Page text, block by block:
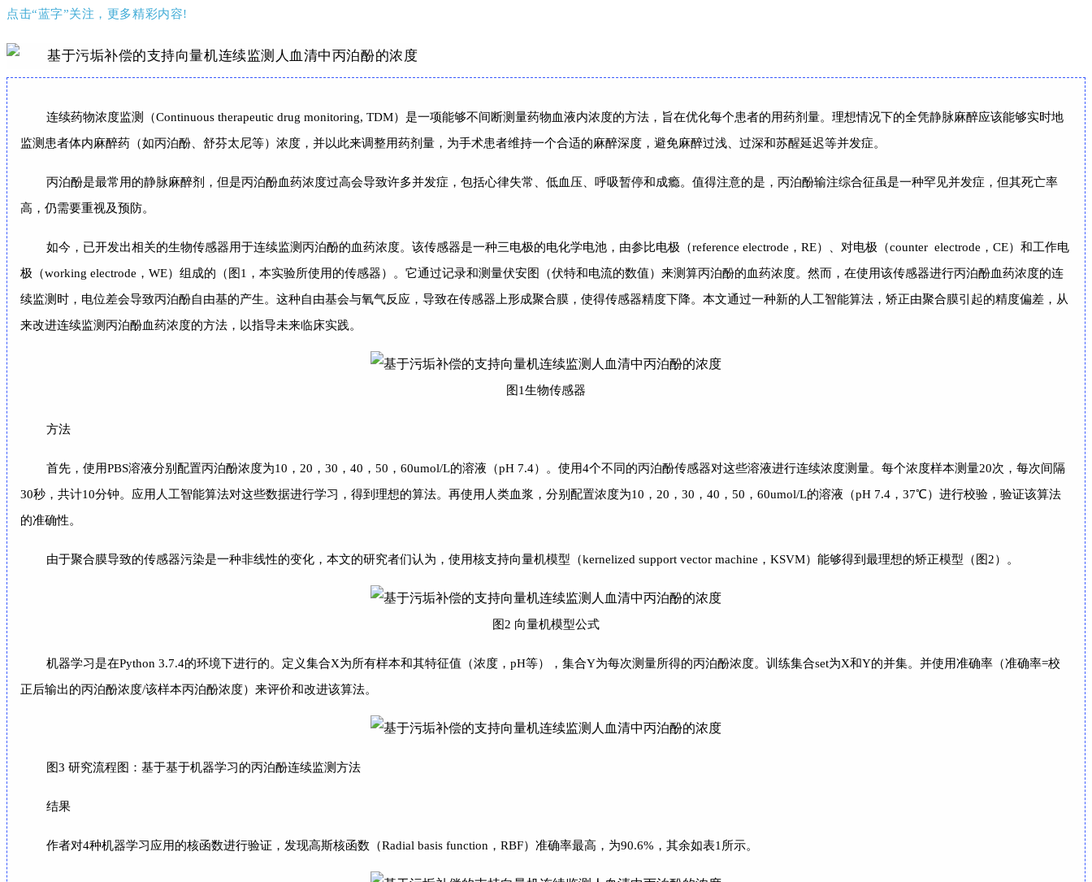
点击“蓝字”关注，更多精彩内容!
连续药物浓度监测（Continuous therapeutic drug monitoring, TDM）是一项能够不间断测量药物血液内浓度的方法，旨在优化每个患者的用药剂量。理想情况下的全凭静脉麻醉应该能够实时地
监测患者体内麻醉药（如丙泊酚、舒芬太尼等）浓度，并以此来调整用药剂量，为手术患者维持一个合适的麻醉深度，避免麻醉过浅、过深和苏醒延迟等并发症。
丙泊酚是最常用的静脉麻醉剂，但是丙泊酚血药浓度过高会导致许多并发症，包括心律失常、低血压、呼吸暂停和成瘾。值得注意的是，丙泊酚输注综合征虽是一种罕见并发症，但其死亡率
高，仍需要重视及预防。
如今，已开发出相关的生物传感器用于连续监测丙泊酚的血药浓度。该传感器是一种三电极的电化学电池，由参比电极（reference electrode，RE）、对电极（counter electrode，CE）和工作电
极（working electrode，WE）组成的（图1，本实验所使用的传感器）。它通过记录和测量伏安图（伏特和电流的数值）来测算丙泊酚的血药浓度。然而，在使用该传感器进行丙泊酚血药浓度的连
续监测时，电位差会导致丙泊酚自由基的产生。这种自由基会与氧气反应，导致在传感器上形成聚合膜，使得传感器精度下降。本文通过一种新的人工智能算法，矫正由聚合膜引起的精度偏差，从
来改进连续监测丙泊酚血药浓度的方法，以指导未来临床实践。
图1生物传感器
方法
首先，使用PBS溶液分别配置丙泊酚浓度为10，20，30，40，50，60umol/L的溶液（pH 7.4）。使用4个不同的丙泊酚传感器对这些溶液进行连续浓度测量。每个浓度样本测量20次，每次间隔
30秒，共计10分钟。应用人工智能算法对这些数据进行学习，得到理想的算法。再使用人类血浆，分别配置浓度为10，20，30，40，50，60umol/L的溶液（pH 7.4，37℃）进行校验，验证该算法
的准确性。
由于聚合膜导致的传感器污染是一种非线性的变化，本文的研究者们认为，使用核支持向量机模型（kernelized support vector machine，KSVM）能够得到最理想的矫正模型（图2）。
图2 向量机模型公式
机器学习是在Python 3.7.4的环境下进行的。定义集合X为所有样本和其特征值（浓度，pH等），集合Y为每次测量所得的丙泊酚浓度。训练集合set为X和Y的并集。并使用准确率（准确率=校
正后输出的丙泊酚浓度/该样本丙泊酚浓度）来评价和改进该算法。
图3 研究流程图：基于基于机器学习的丙泊酚连续监测方法
结果
作者对4种机器学习应用的核函数进行验证，发现高斯核函数（Radial basis function，RBF）准确率最高，为90.6%，其余如表1所示。